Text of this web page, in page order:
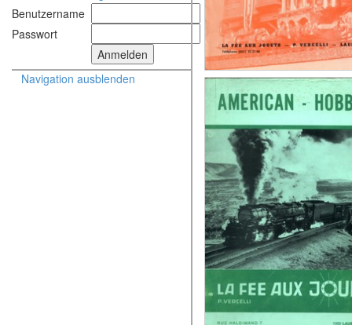
Benutzername
Passwort
Navigation ausblenden